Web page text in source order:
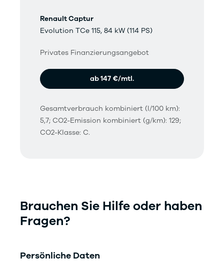
Renault Captur
Evolution TCe 115, 84 kW (114 PS)
Privates Finanzierungsangebot
ab 147 €/mtl.
Gesamtverbrauch kombiniert (l/100 km):
5,7; CO2-Emission kombiniert (g/km): 129;
CO2-Klasse: C.
Brauchen Sie Hilfe oder haben
Fragen?
Persönliche Daten